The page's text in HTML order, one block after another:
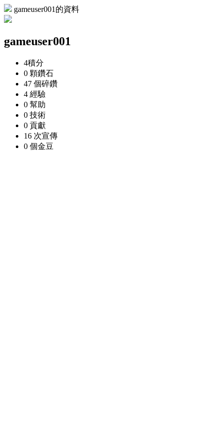
gameuser001的資料
gameuser001
4積分
0 顆鑽石
47 個碎鑽
4 經驗
0 幫助
0 技術
0 貢獻
16 次宣傳
0 個金豆